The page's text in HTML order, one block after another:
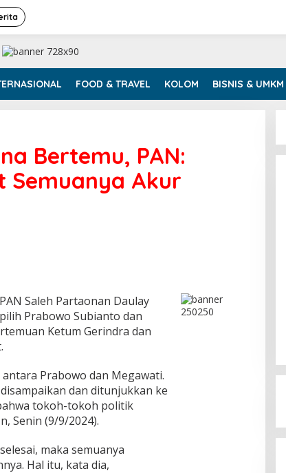
FOOD & TRAVEL KOLOM BISNIS & UMKM
Bertemu, PAN:
Semuanya Akur
Saleh Partaonan Daulay
Prabowo Subianto dan
Ketum Gerindra dan
Prabowo dan Megawati.
dan ditunjukkan ke
tokoh-tokoh politik
Senin (9/9/2024).
maka semuanya
Hal itu, kata dia,